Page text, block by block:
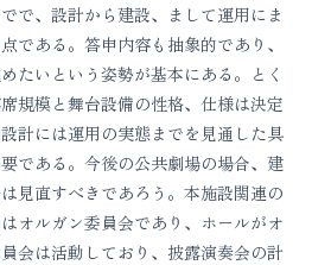
で、設計から建設、まして運用にま
である。答申内容も抽象的であり、
たいという姿勢が基本にある。とく
規模と舞台設備の性格、仕様は決定
計には運用の実態までを見通した具
である。今後の公共劇場の場合、建
見直すべきであろう。本施設関連の
オルガン委員会であり、ホールがオ
会は活動しており、披露演奏会の計